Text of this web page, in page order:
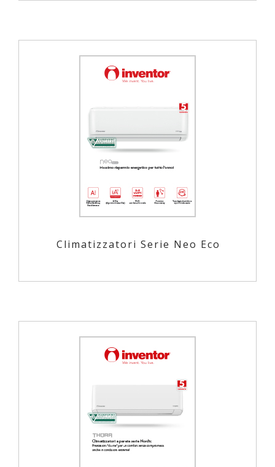
Climatizzatori Serie Neo Eco